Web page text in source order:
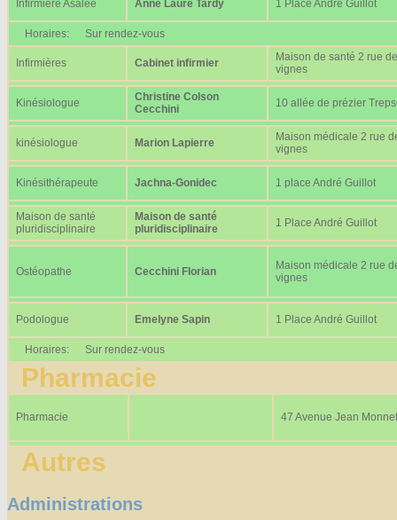
Infirmière Asalée Anne Laure Tardy 1 Place André Guillot
Horaires: Sur rendez-vous
Infirmières Cabinet infirmier
Maison de santé 2 rue
vignes
Kinésiologue
Christine Colson
Cecchini
10 allée de prézier
kinésiologue Marion Lapierre
Maison médicale 2 rue
vignes
Kinésithérapeute Jachna-Gonidec 1 place André Guillot
Maison de santé
pluridisciplinaire
Maison de santé
pluridisciplinaire
1 Place André Guillot
Ostéopathe Cecchini Florian
Maison médicale 2 rue
vignes
Podologue Emelyne Sapin 1 Place André Guillot
Horaires: Sur rendez-vous
Pharmacie
Pharmacie 47 Avenue Jean Monnet
Autres
Administrations